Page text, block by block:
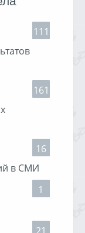
111
161
16
в СМИ
1